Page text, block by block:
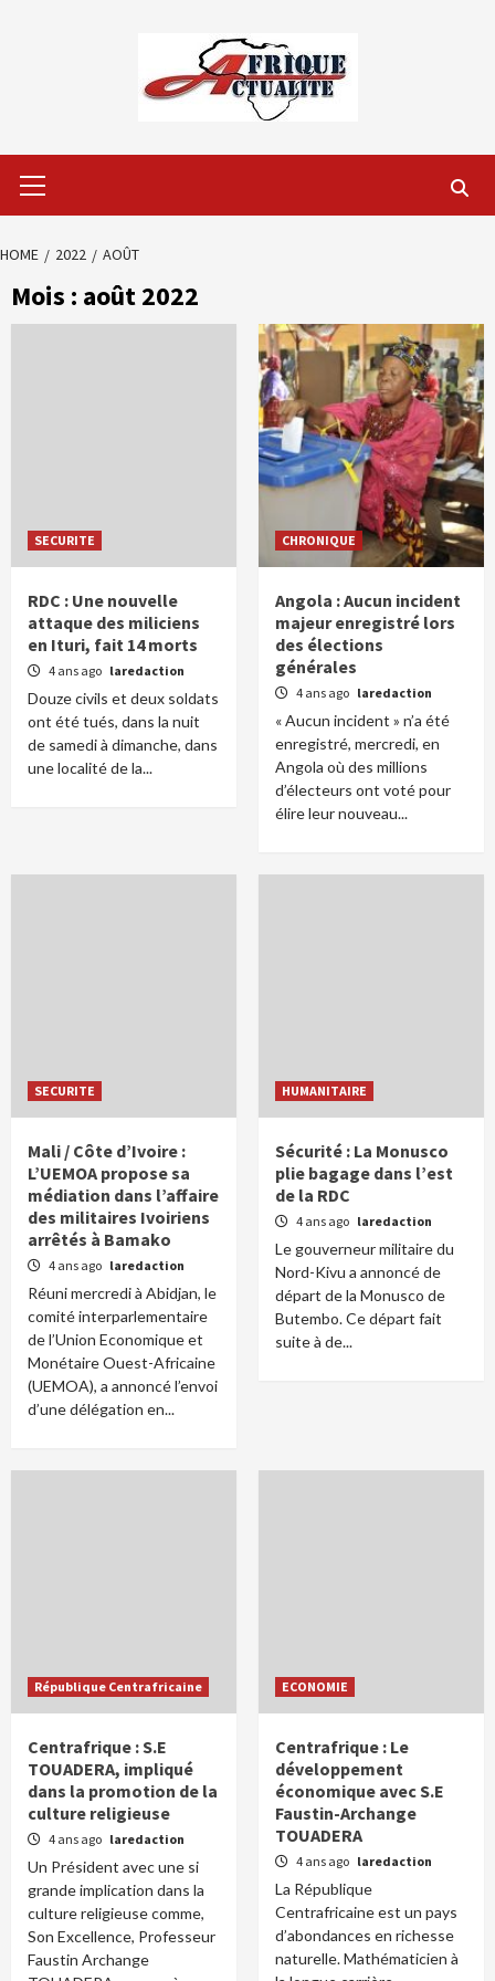
Menu
HOME 2022 AOÛT
Mois : août 2022
SECURITE
RDC : Une nouvelle
attaque des miliciens
en Ituri, fait 14 morts
4 ans ago laredaction
Douze civils et deux soldats
ont été tués, dans la nuit
de samedi à dimanche, dans
une localité de la...
CHRONIQUE
Angola : Aucun incident
majeur enregistré lors
des élections
générales
4 ans ago laredaction
« Aucun incident » n’a été
enregistré, mercredi, en
Angola où des millions
d’électeurs ont voté pour
élire leur nouveau...
SECURITE
Mali / Côte d’Ivoire :
L’UEMOA propose sa
médiation dans l’affaire
des militaires Ivoiriens
arrêtés à Bamako
4 ans ago laredaction
Réuni mercredi à Abidjan, le
comité interparlementaire
de l’Union Economique et
Monétaire Ouest-Africaine
(UEMOA), a annoncé l’envoi
d’une délégation en...
HUMANITAIRE
Sécurité : La Monusco
plie bagage dans l’est
de la RDC
4 ans ago laredaction
Le gouverneur militaire du
Nord-Kivu a annoncé de
départ de la Monusco de
Butembo. Ce départ fait
suite à de...
République Centrafricaine
Centrafrique : S.E
TOUADERA, impliqué
dans la promotion de la
culture religieuse
4 ans ago laredaction
Un Président avec une si
grande implication dans la
culture religieuse comme,
Son Excellence, Professeur
Faustin Archange
ECONOMIE
Centrafrique : Le
développement
économique avec S.E
Faustin-Archange
TOUADERA
4 ans ago laredaction
La République
Centrafricaine est un pays
d’abondances en richesse
naturelle. Mathématicien à